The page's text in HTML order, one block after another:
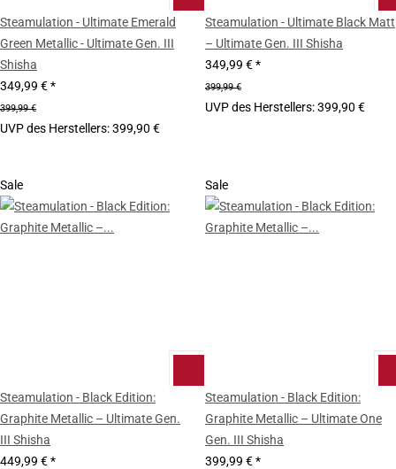
Steamulation - Ultimate Emerald
Green Metallic - Ultimate Gen. III
Shisha
349,99 €*
399,99 €
UVP des Herstellers:399,90 €
Steamulation - Ultimate Black Matt
– Ultimate Gen. III Shisha
349,99 €*
399,99 €
UVP des Herstellers:399,90 €
Sale
Steamulation - Black Edition:
Graphite Metallic – Ultimate Gen.
III Shisha
449,99 €*
Sale
Steamulation - Black Edition:
Graphite Metallic – Ultimate One
Gen. III Shisha
399,99 €*